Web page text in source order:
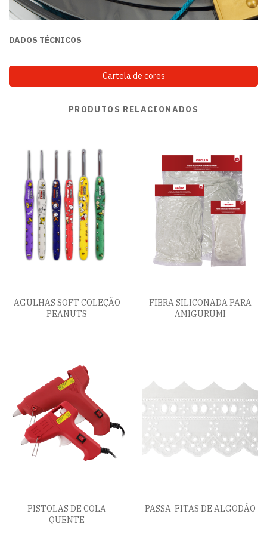
DADOS TÉCNICOS
Cartela de cores
PRODUTOS RELACIONADOS
AGULHAS SOFT COLEÇÃO
PEANUTS
FIBRA SILICONADA PARA
AMIGURUMI
PISTOLAS DE COLA
QUENTE
PASSA-FITAS DE ALGODÃO